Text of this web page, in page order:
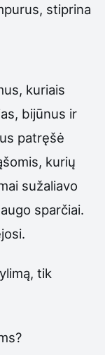
stiprina
kuriais
bijūnus ir
patręšė
kurių
sužaliavo
sparčiai.
tik